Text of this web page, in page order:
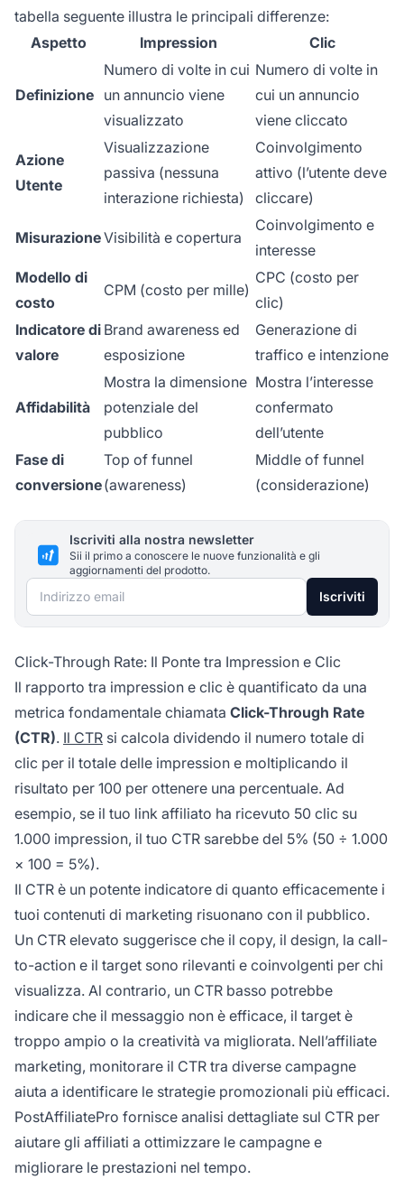
tabella seguente illustra le principali differenze:
Aspetto
Impression Clic
Definizione
Numero di volte in cui
un annuncio viene
visualizzato
Numero di volte in
cui un annuncio
viene cliccato
Azione
Utente
Visualizzazione
passiva (nessuna
interazione richiesta)
Coinvolgimento
attivo (l’utente deve
cliccare)
MisurazioneVisibilità e copertura
Coinvolgimento e
interesse
Modello di
costo
CPM (costo per mille)
CPC (costo per
clic)
Indicatore di
valore
Brand awareness ed
esposizione
Generazione di
traffico e intenzione
Affidabilità
Mostra la dimensione
potenziale del
pubblico
Mostra l’interesse
confermato
dell’utente
Fase di
conversione
Top of funnel
(awareness)
Middle of funnel
(considerazione)
Iscriviti alla nostra newsletter
Sii il primo a conoscere le nuove funzionalità e gli
aggiornamenti del prodotto.
Indirizzo email Iscriviti
Click-Through Rate: Il Ponte tra Impression e Clic
Il rapporto tra impression e clic è quantificato da una
metrica fondamentale chiamata Click-Through Rate
(CTR). Il CTR si calcola dividendo il numero totale di
clic per il totale delle impression e moltiplicando il
risultato per 100 per ottenere una percentuale. Ad
esempio, se il tuo link affiliato ha ricevuto 50 clic su
1.000 impression, il tuo CTR sarebbe del 5% (50 ÷ 1.000
× 100 = 5%).
Il CTR è un potente indicatore di quanto efficacemente i
tuoi contenuti di marketing risuonano con il pubblico.
Un CTR elevato suggerisce che il copy, il design, la call-
to-action e il target sono rilevanti e coinvolgenti per chi
visualizza. Al contrario, un CTR basso potrebbe
indicare che il messaggio non è efficace, il target è
troppo ampio o la creatività va migliorata. Nell’affiliate
marketing, monitorare il CTR tra diverse campagne
aiuta a identificare le strategie promozionali più efficaci.
PostAffiliatePro fornisce analisi dettagliate sul CTR per
aiutare gli affiliati a ottimizzare le campagne e
migliorare le prestazioni nel tempo.